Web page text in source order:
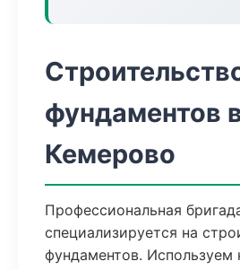
фундаментов
Кемерово
Профессиональная
специализируется на
фундаментов. Используем